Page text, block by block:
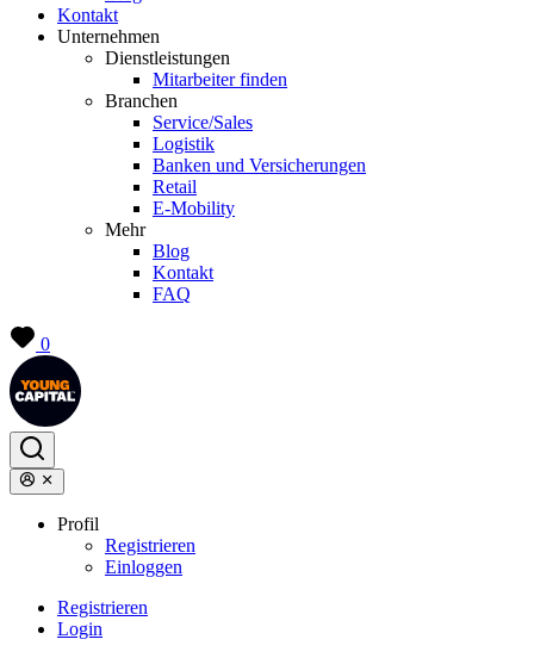
Kontakt
Unternehmen
Dienstleistungen
Mitarbeiter finden
Branchen
Service/Sales
Logistik
Banken und Versicherungen
Retail
E-Mobility
Mehr
Blog
Kontakt
FAQ
0
Profil
Registrieren
Einloggen
Registrieren
Login